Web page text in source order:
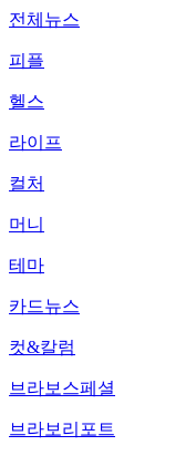
전체뉴스
피플
헬스
라이프
컬처
머니
테마
카드뉴스
컷&칼럼
브라보스페셜
브라보리포트